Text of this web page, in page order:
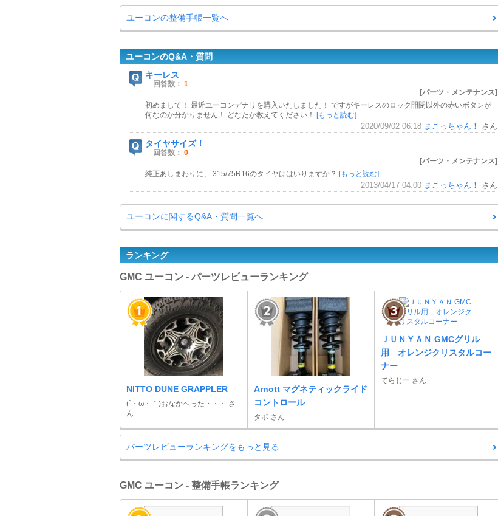
ユーコンの整備手帳一覧へ
ユーコンのQ&A・質問
キーレス
回答数： 1
[パーツ・メンテナンス]
初めまして！ 最近ユーコンデナリを購入いたしました！ ですがキーレスのロック開閉以外の赤いボタンが
何なのか分かりません！ どなたか教えてください！
[もっと読む]
2020/09/02 06:18 まこっちゃん！ さん
タイヤサイズ！
回答数： 0
[パーツ・メンテナンス]
純正あしまわりに、 315/75R16のタイヤははいりますか？ [もっと読む]
2013/04/17 04:00 まこっちゃん！ さん
ユーコンに関するQ&A・質問一覧へ
ランキング
GMC ユーコン - パーツレビューランキング
NITTO DUNE GRAPPLER
(´・ω・｀)おなかへった・・・ さ
ん
Arnott マグネティックライド
コントロール
タポ さん
ＪＵＮＹＡＮ GMCグリル
用 オレンジクリスタルコー
ナー
てらじー さん
パーツレビューランキングをもっと見る
GMC ユーコン - 整備手帳ランキング